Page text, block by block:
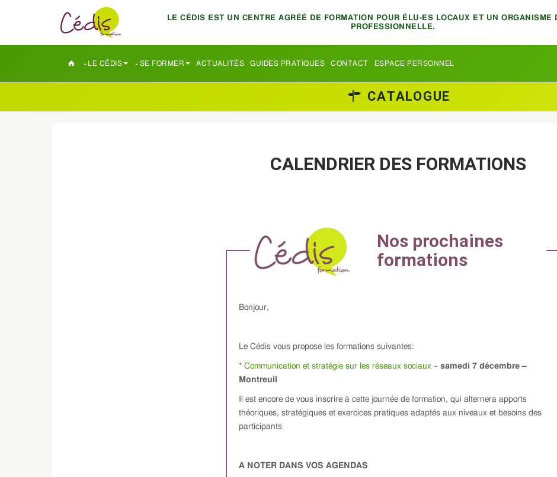
LE CÉDIS EST UN CENTRE AGRÉÉ DE FORMATION POUR ÉLU-ES LOCAUX ET UN ORGANISME
PROFESSIONNELLE.
LE CÉDIS SE FORMER ACTUALITÉS GUIDES PRATIQUES CONTACT ESPACE PERSONNEL
CATALOGUE
CALENDRIER DES FORMATIONS
Bonjour,
Le Cédis vous propose les formations suivantes:
* Communication et stratégie sur les réseaux sociaux – samedi 7 décembre –
Montreuil
Il est encore de vous inscrire à cette journée de formation, qui alternera apports
théoriques, stratégiques et exercices pratiques adaptés aux niveaux et besoins des
participants
A NOTER DANS VOS AGENDAS